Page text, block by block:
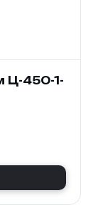
Ц-450-1-